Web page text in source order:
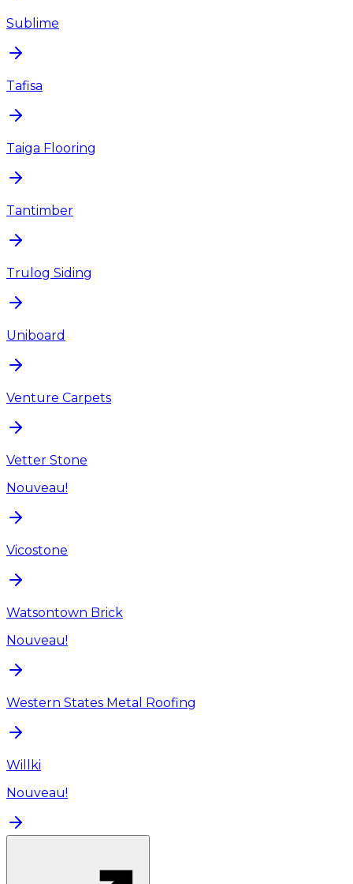
Sublime
Tafisa
Taiga Flooring
Tantimber
Trulog Siding
Uniboard
Venture Carpets
Vetter Stone
Nouveau!
Vicostone
Watsontown Brick
Nouveau!
Western States Metal Roofing
Willki
Nouveau!